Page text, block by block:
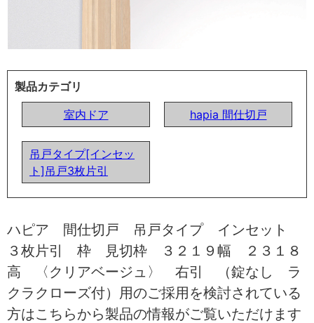
製品カテゴリ
室内ドア
hapia 間仕切戸
吊戸タイプ[インセッ
ト]吊戸3枚片引
ハピア 間仕切戸 吊戸タイプ インセット
３枚片引 枠 見切枠 ３２１９幅 ２３１８
高 〈クリアベージュ〉 右引 （錠なし ラ
クラクローズ付）用のご採用を検討されている
方はこちらから製品の情報がご覧いただけます